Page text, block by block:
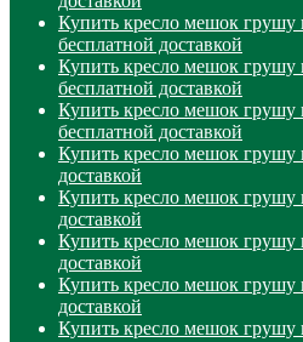
Купить кресло мешок грушу
бесплатной доставкой
Купить кресло мешок грушу
бесплатной доставкой
Купить кресло мешок грушу
бесплатной доставкой
Купить кресло мешок грушу
доставкой
Купить кресло мешок грушу
доставкой
Купить кресло мешок грушу
доставкой
Купить кресло мешок грушу
доставкой
Купить кресло мешок грушу